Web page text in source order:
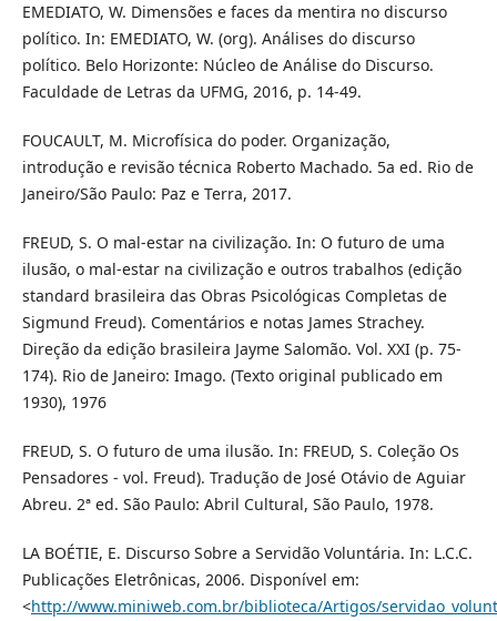
EMEDIATO, W. Dimensões e faces da mentira no discurso
político. In: EMEDIATO, W. (org). Análises do discurso
político. Belo Horizonte: Núcleo de Análise do Discurso.
Faculdade de Letras da UFMG, 2016, p. 14-49.
FOUCAULT, M. Microfísica do poder. Organização,
introdução e revisão técnica Roberto Machado. 5a ed. Rio de
Janeiro/São Paulo: Paz e Terra, 2017.
FREUD, S. O mal-estar na civilização. In: O futuro de uma
ilusão, o mal-estar na civilização e outros trabalhos (edição
standard brasileira das Obras Psicológicas Completas de
Sigmund Freud). Comentários e notas James Strachey.
Direção da edição brasileira Jayme Salomão. Vol. XXI (p. 75-
174). Rio de Janeiro: Imago. (Texto original publicado em
1930), 1976
FREUD, S. O futuro de uma ilusão. In: FREUD, S. Coleção Os
Pensadores - vol. Freud). Tradução de José Otávio de Aguiar
Abreu. 2ª ed. São Paulo: Abril Cultural, São Paulo, 1978.
LA BOÉTIE, E. Discurso Sobre a Servidão Voluntária. In: L.C.C.
Publicações Eletrônicas, 2006. Disponível em:
<http://www.miniweb.com.br/biblioteca/Artigos/